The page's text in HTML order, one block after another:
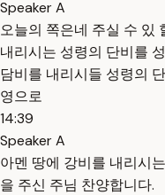
Speaker A
오늘의 쪽은네 주실 수 있
내리시는 성령의 단비를
담비를 내리시들 성령의
영으로
14:39
Speaker A
아멘 땅에 강비를 내리시
을 주신 주님 찬양합니다.